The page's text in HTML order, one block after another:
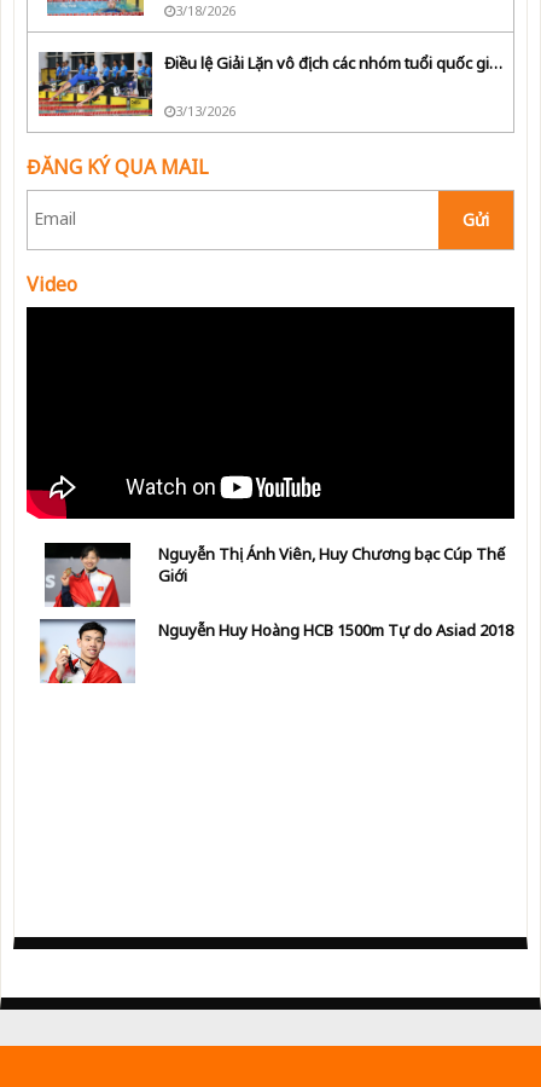
3/18/2026
Điều lệ Giải Lặn vô địch các nhóm tuổi quốc gia năm 2026
3/13/2026
ĐĂNG KÝ QUA MAIL
Gửi
Video
Nguyễn Thị Ánh Viên, Huy Chương bạc Cúp Thế
Giới
Nguyễn Huy Hoàng HCB 1500m Tự do Asiad 2018